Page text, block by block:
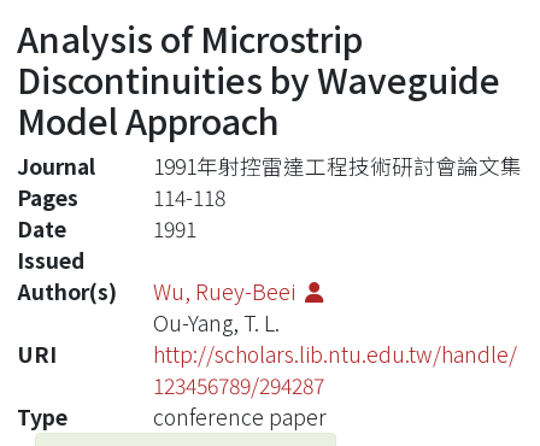
Statistics
Analysis of Microstrip
Discontinuities by Waveguide
Model Approach
Journal
1991年射控雷達工程技術研討會論文集
Pages
114-118
Date
Issued
1991
Author(s)
Wu, Ruey-Beei
Ou-Yang, T. L.
URI
http://scholars.lib.ntu.edu.tw/handle/
123456789/294287
Type
conference paper